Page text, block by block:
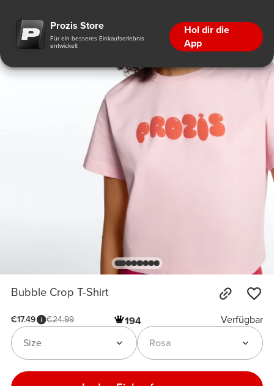
Prozis Store
Für ein besseres Einkaufserlebnis
entwickelt
Hol dir die
App
Bubble Crop T-Shirt
€17.49 €24.99 194
Verfügbar
Rosa
Size